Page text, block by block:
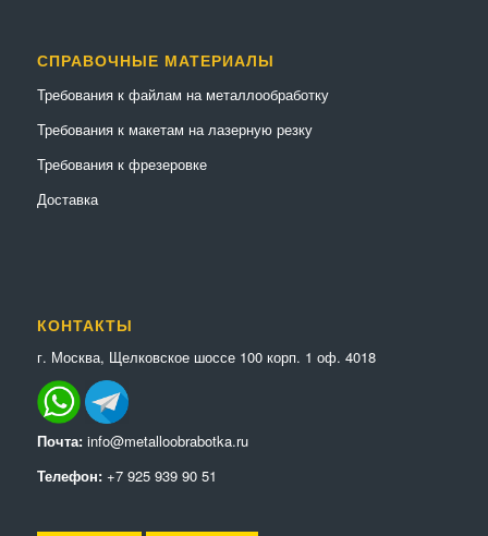
СПРАВОЧНЫЕ МАТЕРИАЛЫ
Требования к файлам на металлообработку
Требования к макетам на лазерную резку
Требования к фрезеровке
Доставка
КОНТАКТЫ
г. Москва, Щелковское шоссе 100 корп. 1 оф. 4018
Почта: info@metalloobrabotka.ru
Телефон: +7 925 939 90 51